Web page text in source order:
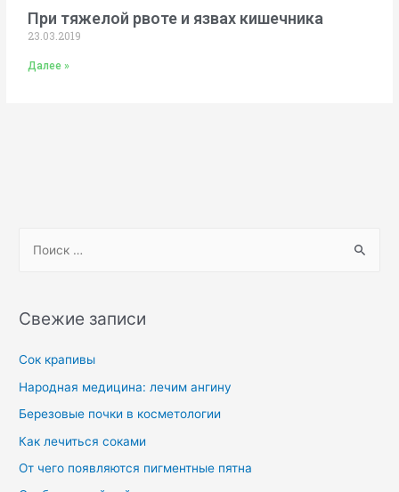
При тяжелой рвоте и язвах кишечника
23.03.2019
Далее »
Свежие записи
Сок крапивы
Народная медицина: лечим ангину
Березовые почки в косметологии
Как лечиться соками
От чего появляются пигментные пятна